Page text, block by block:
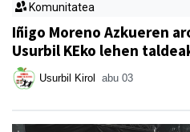
Komunitatea
Iñigo Moreno Azkueren
Usurbil KEko lehen
Usurbil Kirol abu 03